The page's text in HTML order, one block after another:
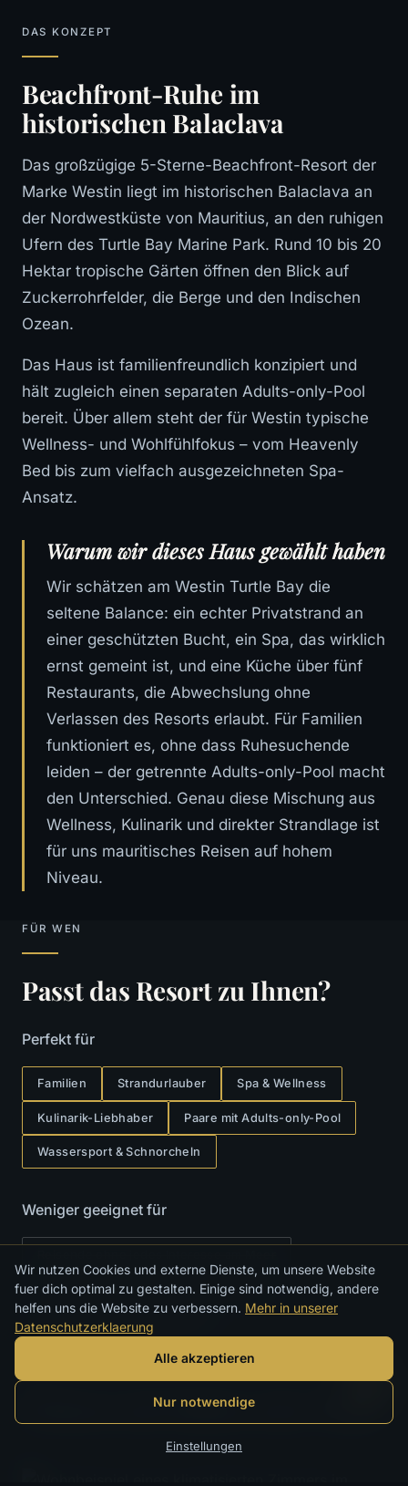
DAS KONZEPT
Beachfront-Ruhe im
historischen Balaclava
Das großzügige 5-Sterne-Beachfront-Resort der
Marke Westin liegt im historischen Balaclava an
der Nordwestküste von Mauritius, an den ruhigen
Ufern des Turtle Bay Marine Park. Rund 10 bis 20
Hektar tropische Gärten öffnen den Blick auf
Zuckerrohrfelder, die Berge und den Indischen
Ozean.
Das Haus ist familienfreundlich konzipiert und
hält zugleich einen separaten Adults-only-Pool
bereit. Über allem steht der für Westin typische
Wellness- und Wohlfühlfokus – vom Heavenly
Bed bis zum vielfach ausgezeichneten Spa-
Ansatz.
Warum wir dieses Haus gewählt haben
Wir schätzen am Westin Turtle Bay die
seltene Balance: ein echter Privatstrand an
einer geschützten Bucht, ein Spa, das wirklich
ernst gemeint ist, und eine Küche über fünf
Restaurants, die Abwechslung ohne
Verlassen des Resorts erlaubt. Für Familien
funktioniert es, ohne dass Ruhesuchende
leiden – der getrennte Adults-only-Pool macht
den Unterschied. Genau diese Mischung aus
Wellness, Kulinarik und direkter Strandlage ist
für uns mauritisches Reisen auf hohem
Niveau.
FÜR WEN
Passt das Resort zu Ihnen?
Perfekt für
Familien Strandurlauber Spa & Wellness
Kulinarik-Liebhaber Paare mit Adults-only-Pool
Wassersport & Schnorcheln
Weniger geeignet für
Suchende nach abgelegener Einsamkeit
Barfuß-Boutique-Minimalisten
Wohnen mit Balkon oder Patio
Wir nutzen Cookies und externe Dienste, um unsere Website
fuer dich optimal zu gestalten. Einige sind notwendig, andere
helfen uns die Website zu verbessern. Mehr in unserer
Datenschutzerklaerung
Alle akzeptieren
Nur notwendige
Einstellungen